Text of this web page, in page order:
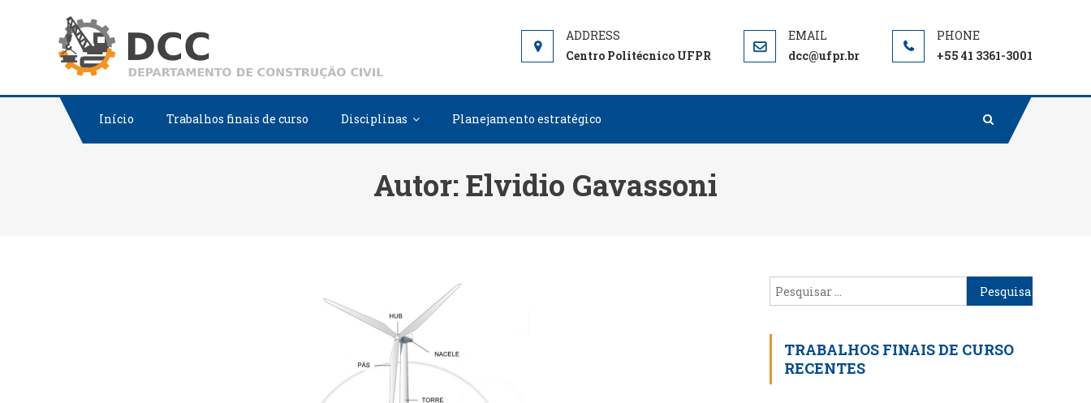
Departamento de Construção Civil
Centro Politécnico UFPR
dcc@ufpr.br +55 41 3361-3001
Início Trabalhos finais de curso Disciplinas Planejamento estratégico
Autor: Elvidio Gavassoni
Pesquisar
por:
TRABALHOS FINAIS DE CURSO
RECENTES